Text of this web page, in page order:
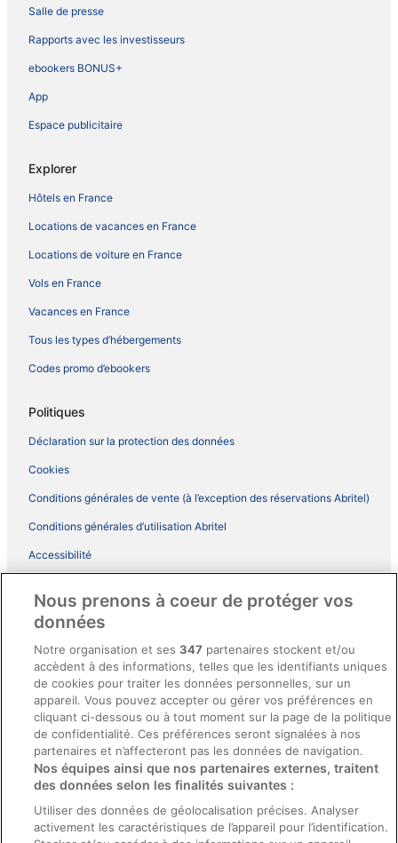
Salle de presse
Rapports avec les investisseurs
ebookers BONUS+
App
Espace publicitaire
Explorer
Hôtels en France
Locations de vacances en France
Locations de voiture en France
Vols en France
Vacances en France
Tous les types d’hébergements
Codes promo d’ebookers
Politiques
Déclaration sur la protection des données
Cookies
Conditions générales de vente (à l’exception des réservations Abritel)
Conditions générales d’utilisation Abritel
Accessibilité
Conditions générales du programme BONUS+ d’ebookers
Directives de contenu et signalement de contenus
Aide
Soutien
Annuler votre réservation d’hôtel ou de propriété de vacances
Échéances de remboursement
Nous prenons à coeur de protéger vos
données
Notre organisation et ses347 partenaires stockent et/ou
accèdent à des informations, telles que les identifiants uniques
de cookies pour traiter les données personnelles, sur un
appareil. Vous pouvez accepter ou gérer vos préférences en
cliquant ci-dessous ou à tout moment sur la page de la politique
de confidentialité. Ces préférences seront signalées à nos
partenaires et n’affecteront pas les données de navigation.
Nos équipes ainsi que nos partenaires externes, traitent
des données selon les finalités suivantes :
Utiliser des données de géolocalisation précises. Analyser
activement les caractéristiques de l’appareil pour l’identification.